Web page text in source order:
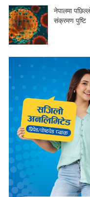
नेपालमा
संक्रमण पुष्टि